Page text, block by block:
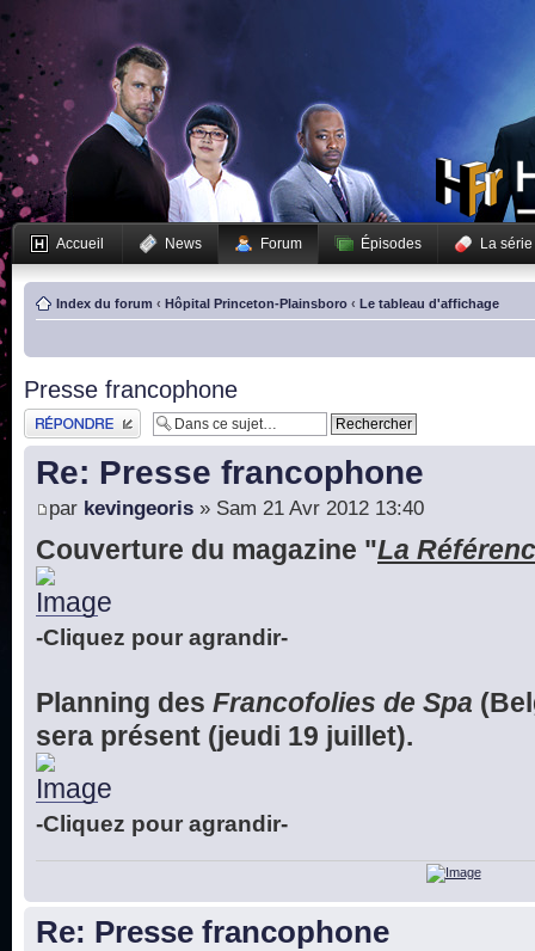
Accueil News Forum Épisodes La série
Index du forum ‹ Hôpital Princeton-Plainsboro ‹ Le tableau d'affichage
Presse francophone
Publier une réponse
Re: Presse francophone
par kevingeoris » Sam 21 Avr 2012 13:40
Couverture du magazine "La
-Cliquez pour agrandir-
Planning des Francofolies de Spa
sera présent (jeudi 19 juillet).
-Cliquez pour agrandir-
Re: Presse francophone